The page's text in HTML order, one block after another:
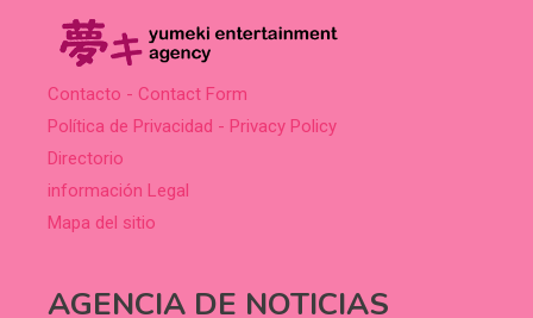
Contacto - Contact Form
Política de Privacidad - Privacy Policy
Directorio
información Legal
Mapa del sitio
AGENCIA DE NOTICIAS